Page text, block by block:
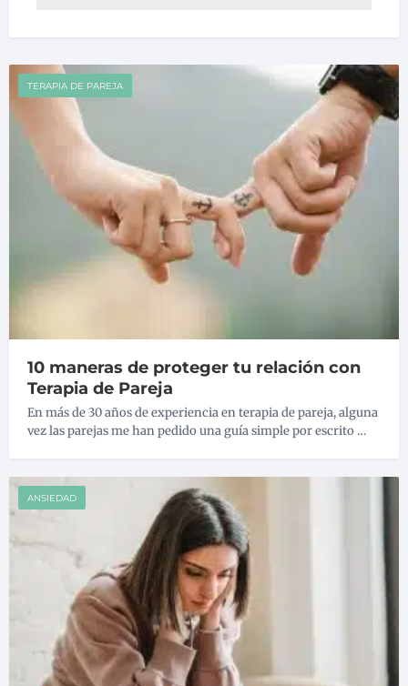
TERAPIA DE PAREJA
10 maneras de proteger tu relación con
Terapia de Pareja
En más de 30 años de experiencia en terapia de pareja, alguna
vez las parejas me han pedido una guía simple por escrito …
ANSIEDAD